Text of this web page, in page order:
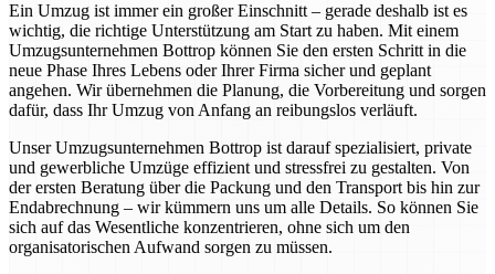
Ein Umzug ist immer ein großer Einschnitt – gerade deshalb ist es
wichtig, die richtige Unterstützung am Start zu haben. Mit einem
Umzugsunternehmen Bottrop können Sie den ersten Schritt in die
neue Phase Ihres Lebens oder Ihrer Firma sicher und geplant
angehen. Wir übernehmen die Planung, die Vorbereitung und sorgen
dafür, dass Ihr Umzug von Anfang an reibungslos verläuft.
Unser Umzugsunternehmen Bottrop ist darauf spezialisiert, private
und gewerbliche Umzüge effizient und stressfrei zu gestalten. Von
der ersten Beratung über die Packung und den Transport bis hin zur
Endabrechnung – wir kümmern uns um alle Details. So können Sie
sich auf das Wesentliche konzentrieren, ohne sich um den
organisatorischen Aufwand sorgen zu müssen.